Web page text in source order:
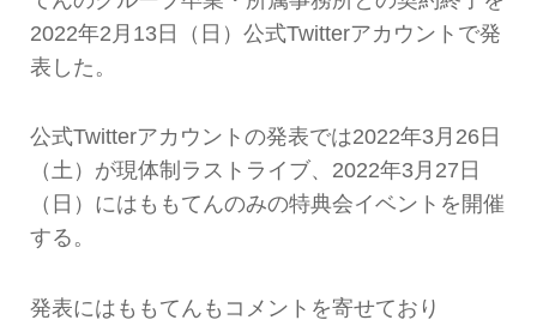
2022年2月13日（日）公式Twitterアカウントで発
表した。
公式Twitterアカウントの発表では2022年3月26日
（土）が現体制ラストライブ、2022年3月27日
（日）にはももてんのみの特典会イベントを開催
する。
発表にはももてんもコメントを寄せており